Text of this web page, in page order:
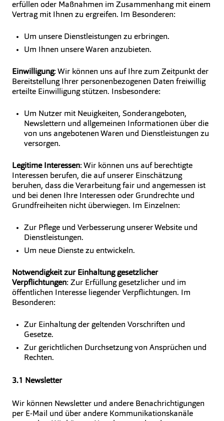
erfüllen oder Maßnahmen im Zusammenhang mit einem
Vertrag mit Ihnen zu ergreifen. Im Besonderen:
Um unsere Dienstleistungen zu erbringen.
Um Ihnen unsere Waren anzubieten.
Einwilligung: Wir können uns auf Ihre zum Zeitpunkt der
Bereitstellung Ihrer personenbezogenen Daten freiwillig
erteilte Einwilligung stützen. Insbesondere:
Um Nutzer mit Neuigkeiten, Sonderangeboten,
Newslettern und allgemeinen Informationen über die
von uns angebotenen Waren und Dienstleistungen zu
versorgen.
Legitime Interessen: Wir können uns auf berechtigte
Interessen berufen, die auf unserer Einschätzung
beruhen, dass die Verarbeitung fair und angemessen ist
und bei denen Ihre Interessen oder Grundrechte und
Grundfreiheiten nicht überwiegen. Im Einzelnen:
Zur Pflege und Verbesserung unserer Website und
Dienstleistungen.
Um neue Dienste zu entwickeln.
Notwendigkeit zur Einhaltung gesetzlicher
Verpflichtungen: Zur Erfüllung gesetzlicher und im
öffentlichen Interesse liegender Verpflichtungen. Im
Besonderen:
Zur Einhaltung der geltenden Vorschriften und
Gesetze.
Zur gerichtlichen Durchsetzung von Ansprüchen und
Rechten.
3.1 Newsletter
Wir können Newsletter und andere Benachrichtigungen
per E-Mail und über andere Kommunikationskanäle